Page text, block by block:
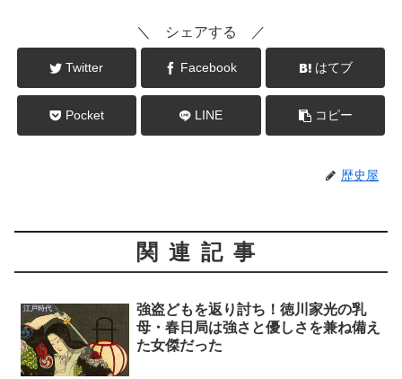
＼ シェアする ／
Twitter Facebook はてブ
Pocket LINE コピー
歴史屋
関連記事
江戸時代
強盗どもを返り討ち！徳川家光の乳
母・春日局は強さと優しさを兼ね備え
た女傑だった